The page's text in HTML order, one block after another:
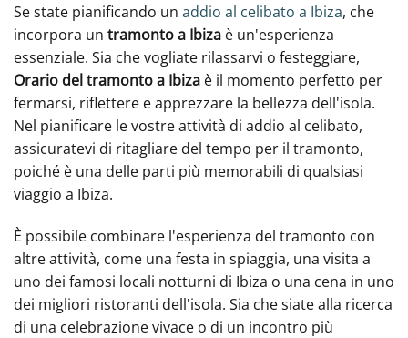
Se state pianificando un addio al celibato a Ibiza, che
incorpora un tramonto a Ibiza è un'esperienza
essenziale. Sia che vogliate rilassarvi o festeggiare,
Orario del tramonto a Ibiza è il momento perfetto per
fermarsi, riflettere e apprezzare la bellezza dell'isola.
Nel pianificare le vostre attività di addio al celibato,
assicuratevi di ritagliare del tempo per il tramonto,
poiché è una delle parti più memorabili di qualsiasi
viaggio a Ibiza.
È possibile combinare l'esperienza del tramonto con
altre attività, come una festa in spiaggia, una visita a
uno dei famosi locali notturni di Ibiza o una cena in uno
dei migliori ristoranti dell'isola. Sia che siate alla ricerca
di una celebrazione vivace o di un incontro più